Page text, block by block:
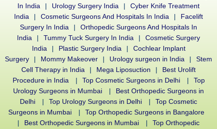
In India
| Urology Surgery India |
Cyber Knife Treatment
India
| Cosmetic Surgeons And Hospitals In India |
Facelift
Surgery In India
|
Orthopedic Surgeons And Hospitals In
India
| Tummy Tuck Surgery In India |
Cosmetic Surgery
India
| Plastic Surgery India |
Cochlear Implant
Surgery
| Mommy Makeover | Urology surgeon in India |
Stem
Cell Therapy in India
| Mega Liposuction |
Best Urolift
Procedure in India
| Top Cosmetic Surgeons in Delhi |
Top
Urology Surgeons in Mumbai
|
Best Orthopedic Surgeons in
Delhi
| Top Urology Surgeons in Delhi |
Top Cosmetic
Surgeons in Mumbai
|
Top Orthopedic Surgeons in Bangalore
|
Best Orthopedic Surgeons in Mumbai | Top Orthopedic